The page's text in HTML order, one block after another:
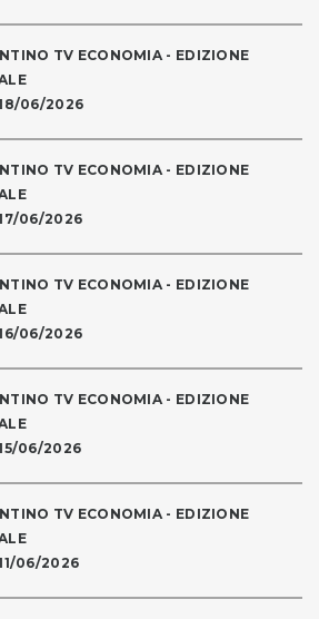
TV ECONOMIA - EDIZIONE
06/2026
TV ECONOMIA - EDIZIONE
06/2026
TV ECONOMIA - EDIZIONE
06/2026
TV ECONOMIA - EDIZIONE
06/2026
TV ECONOMIA - EDIZIONE
06/2026